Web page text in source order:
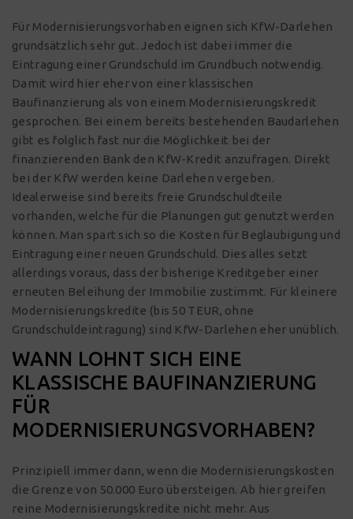
Für Modernisierungsvorhaben eignen sich KfW-Darlehen
grundsätzlich sehr gut. Jedoch ist dabei immer die
Eintragung einer Grundschuld im Grundbuch notwendig.
Damit wird hier eher von einer klassischen
Baufinanzierung als von einem Modernisierungskredit
gesprochen. Bei einem bereits bestehenden Baudarlehen
gibt es folglich fast nur die Möglichkeit bei der
finanzierenden Bank den KfW-Kredit anzufragen. Direkt
bei der KfW werden keine Darlehen vergeben.
Idealerweise sind bereits freie Grundschuldteile
vorhanden, welche für die Planungen gut genutzt werden
können. Man spart sich so die Kosten für Beglaubigung und
Eintragung einer neuen Grundschuld. Dies alles setzt
allerdings voraus, dass der bisherige Kreditgeber einer
erneuten Beleihung der Immobilie zustimmt. Für kleinere
Modernisierungskredite (bis 50 TEUR, ohne
Grundschuldeintragung) sind KfW-Darlehen eher unüblich.
WANN LOHNT SICH EINE
KLASSISCHE BAUFINANZIERUNG
FÜR
MODERNISIERUNGSVORHABEN?
Prinzipiell immer dann, wenn die Modernisierungskosten
die Grenze von 50.000 Euro übersteigen. Ab hier greifen
reine Modernisierungskredite nicht mehr. Aus